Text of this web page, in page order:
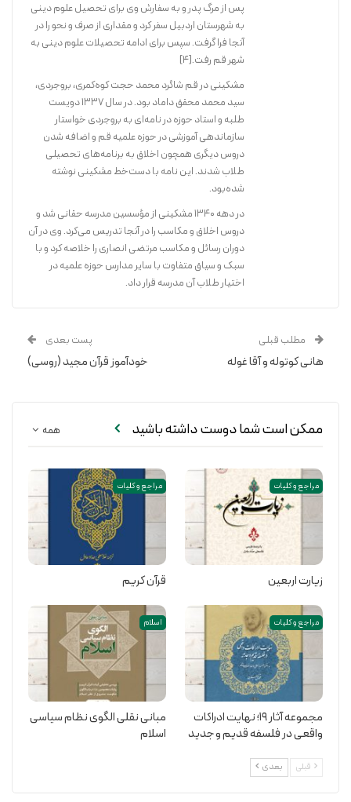
پس از مرگ پدر و به سفارش وی برای تحصیل علوم دینی
به شهرستان اردبیل سفر کرد و مقداری از صرف و نحو را در
آنجا فرا گرفت. سپس برای ادامه تحصیلات علوم دینی به
شهر قم رفت.[۴]
مشکینی در قم شاگرد محمد حجت کوه‌کمری، بروجردی،
سید محمد محقق داماد بود. در سال ۱۳۳۷ دویست
طلبه و استاد حوزه در نامه‌ای به بروجردی خواستار
سازماندهی آموزشی در حوزه علمیه قم و اضافه شدن
دروس دیگری همچون اخلاق به برنامه‌های تحصیلی
طلاب شدند. این نامه با دست‌خط مشکینی نوشته
شده‌بود.
در دهه ۱۳۴۰ مشکینی از مؤسسین مدرسه حقانی شد و
دروس اخلاق و مکاسب را در آنجا تدریس می‌کرد. وی در آن
دوران رسائل و مکاسب مرتضی انصاری را خلاصه کرد و با
سبک و سیاق متفاوت با سایر مدارس حوزه علمیه در
اختیار طلاب آن مدرسه قرار داد.
مطلب قبلی
هانی کوتوله و آقا غوله
پست بعدی
خودآموز قرآن مجید (روسی)
همه ممکن است شما دوست داشته باشید
مراجع و کلیات
زیارت اربعین
مراجع و کلیات
قرآن کریم
مراجع و کلیات
مجموعه آثار 19؛ نهایت ادراکات
واقعی در فلسفه قدیم و جدید
اسلام
مبانی نقلی الگوی نظام سیاسی
اسلام
قبلی بعدی